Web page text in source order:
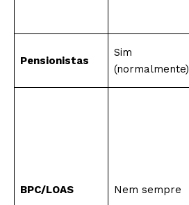
Pensionistas
Sim
(normalmente)
BPC/LOAS Nem sempre